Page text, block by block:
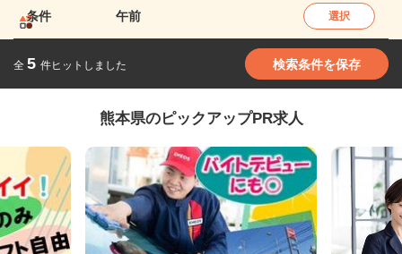
条件 午前 選択
全 5 件ヒットしました 検索条件を保存
熊本県のピックアップPR求人